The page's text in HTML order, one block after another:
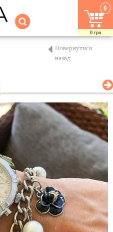
0
0 грн
Повернутися
назад